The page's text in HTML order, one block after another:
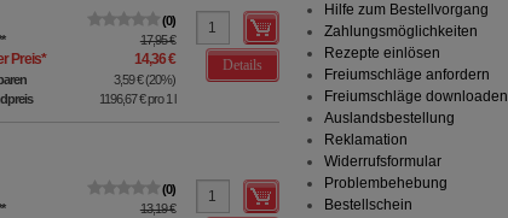
0
17,95 €
Preis* 14,36 €
3,59 €(20%)
1196,67 €pro 1 l
Details
0
13,19 €
Hilfe zum Bestellvorgang
Zahlungsmöglichkeiten
Rezepte einlösen
Freiumschläge anfordern
Freiumschläge downloaden
Auslandsbestellung
Reklamation
Widerrufsformular
Problembehebung
Bestellschein